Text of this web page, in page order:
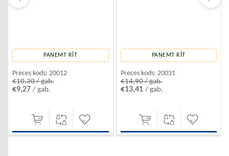
PAŅEMT RĪT
Preces kods: 20012
€10,30 / gab.
€9,27 / gab.
PAŅEMT RĪT
Preces kods: 20031
€14,90 / gab.
€13,41 / gab.